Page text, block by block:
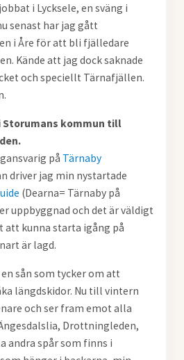
i Lycksele, en sväng i
senast har jag gått
i Åre för att bli fjälledare
Kände att jag dock saknade
och speciellt Tärnafjällen.
Storumans kommun till
på Tärnaby
driver jag min nystartade
(Dearna= Tärnaby på
uppbyggnad och det är väldigt
att kunna starta igång på
är lagd.
en sån som tycker om att
längdskidor. Nu till vintern
och ser fram emot alla
Drottningleden,
andra spår som finns i